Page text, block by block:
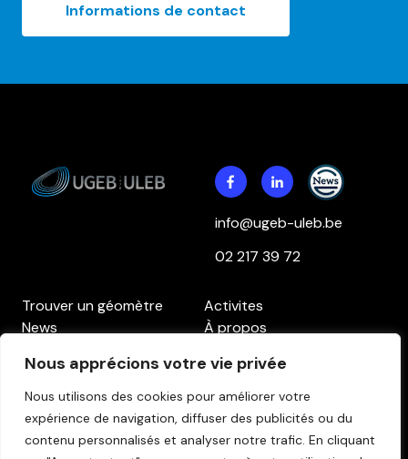
Nous apprécions votre vie privée
Nous utilisons des cookies pour améliorer votre
expérience de navigation, diffuser des publicités ou du
contenu personnalisés et analyser notre trafic. En cliquant
Informations de contact
Trouver un géomètre
Activites
News
À propos
Politique de confidentialitéPolitique des cookies
Clause de non-
responsabilité
info@ugeb-uleb.be
02 217 39 72